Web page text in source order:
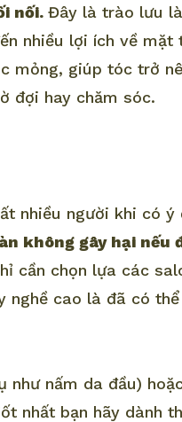
nối. Đây là trào lưu
nhiều lợi ích về mặt
mỏng, giúp tóc trở
đợi hay chăm sóc.
nhiều người khi có ý
không gây hại nếu
cần chọn lựa các
nghề cao là đã có
như nấm da đầu)
nhất bạn hãy dành